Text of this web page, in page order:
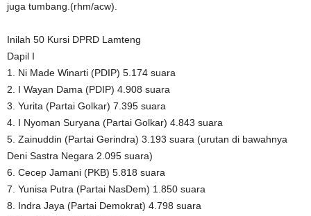
juga tumbang.(rhm/acw).
Inilah 50 Kursi DPRD Lamteng
Dapil I
1. Ni Made Winarti (PDIP) 5.174 suara
2. I Wayan Dama (PDIP) 4.908 suara
3. Yurita (Partai Golkar) 7.395 suara
4. I Nyoman Suryana (Partai Golkar) 4.843 suara
5. Zainuddin (Partai Gerindra) 3.193 suara (urutan di bawahnya
Deni Sastra Negara 2.095 suara)
6. Cecep Jamani (PKB) 5.818 suara
7. Yunisa Putra (Partai NasDem) 1.850 suara
8. Indra Jaya (Partai Demokrat) 4.798 suara